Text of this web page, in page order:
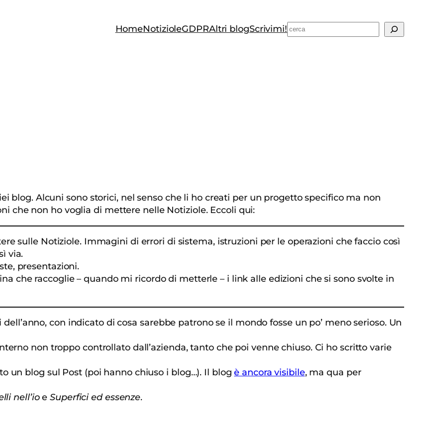
HomeNotizioleGDPRAltri blogScrivimi! Cerca
blog. Alcuni sono storici, nel senso che li ho creati per un progetto specifico ma non
che non ho voglia di mettere nelle Notiziole. Eccoli qui:
sulle Notiziole. Immagini di errori di sistema, istruzioni per le operazioni che faccio così
via.
presentazioni.
che raccoglie – quando mi ricordo di metterle – i link alle edizioni che si sono svolte in
con indicato di cosa sarebbe patrono se il mondo fosse un po’ meno serioso. Un
non troppo controllato dall’azienda, tanto che poi venne chiuso. Ci ho scritto varie
un blog sul Post (poi hanno chiuso i blog…). Il blogè ancora visibile, ma qua per
nell’ioeSuperfici ed essenze.